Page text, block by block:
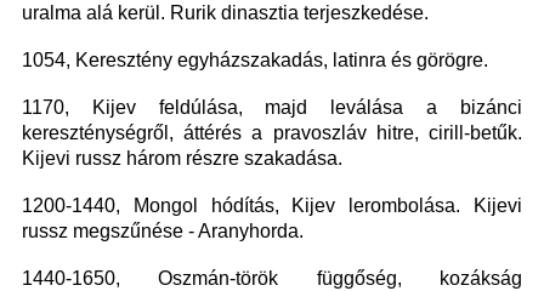
uralma alá kerül. Rurik dinasztia terjeszkedése.
1054, Keresztény egyházszakadás, latinra és görögre.
1170, Kijev feldúlása, majd leválása a bizánci
kereszténységről, áttérés a pravoszláv hitre, cirill-betűk.
Kijevi russz három részre szakadása.
1200-1440, Mongol hódítás, Kijev lerombolása. Kijevi
russz megszűnése - Aranyhorda.
1440-1650, Oszmán-török függőség, kozákság